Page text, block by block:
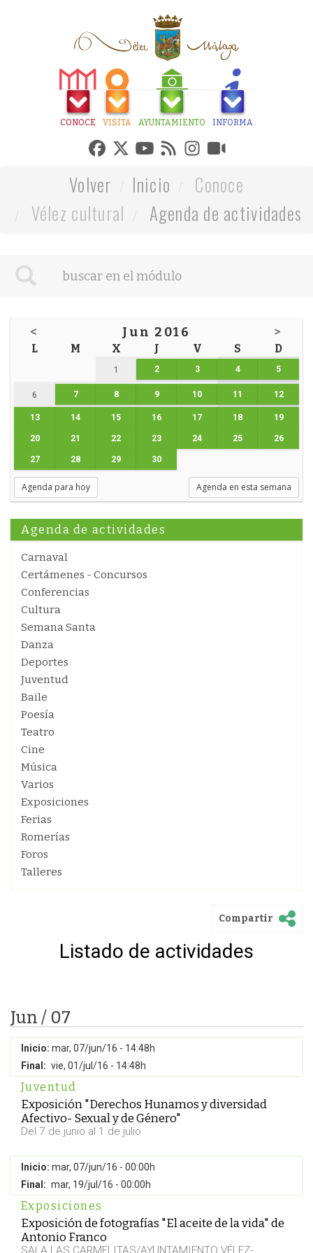
CONOCE VISITA AYUNTAMIENTO INFORMA
Volver Inicio
Conoce
Vélez cultural
Agenda de actividades
< Jun 2016 >
L M X J V S D
1 2 3 4 5
6 7 8 9 10 11 12
13 14 15 16 17 18 19
20 21 22 23 24 25 26
27 28 29 30
Agenda para hoy Agenda en esta semana
Agenda de actividades
Carnaval
Certámenes - Concursos
Conferencias
Cultura
Semana Santa
Danza
Deportes
Juventud
Baile
Poesía
Teatro
Cine
Música
Varios
Exposiciones
Ferias
Romerías
Foros
Talleres
Compartir
Listado de actividades
Jun / 07
Inicio: mar, 07/jun/16 - 14:48h
Final: vie, 01/jul/16 - 14:48h
Juventud
Exposición "Derechos Hunamos y diversidad
Afectivo- Sexual y de Género"
Del 7 de junio al 1 de julio
Inicio: mar, 07/jun/16 - 00:00h
Final: mar, 19/jul/16 - 00:00h
Exposiciones
Exposición de fotografías "El aceite de la vida" de
Antonio Franco
SALA LAS CARMELITAS/AYUNTAMIENTO VÉLEZ-